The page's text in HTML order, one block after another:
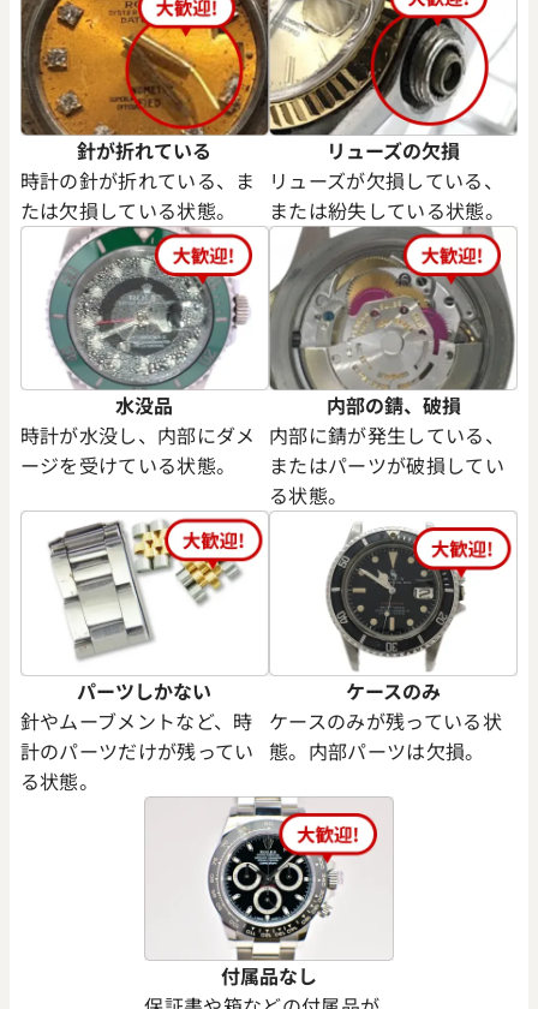
針が折れている
時計の針が折れている、ま
たは欠損している状態。
リューズの欠損
リューズが欠損している、
または紛失している状態。
水没品
時計が水没し、内部にダメ
ージを受けている状態。
内部の錆、破損
内部に錆が発生している、
またはパーツが破損してい
る状態。
パーツしかない
針やムーブメントなど、時
計のパーツだけが残ってい
る状態。
ケースのみ
ケースのみが残っている状
態。内部パーツは欠損。
付属品なし